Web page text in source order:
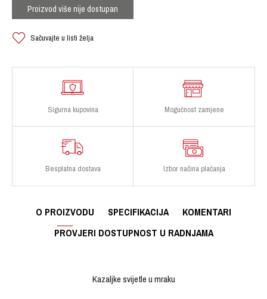
Proizvod više nije dostupan
Sačuvajte u listi želja
Sigurna kupovina Mogućnost zamjene
Besplatna dostava Izbor načina plaćanja
O PROIZVODU SPECIFIKACIJA
KOMENTARI
PROVJERI DOSTUPNOST U RADNJAMA
Kazaljke svijetle u mraku